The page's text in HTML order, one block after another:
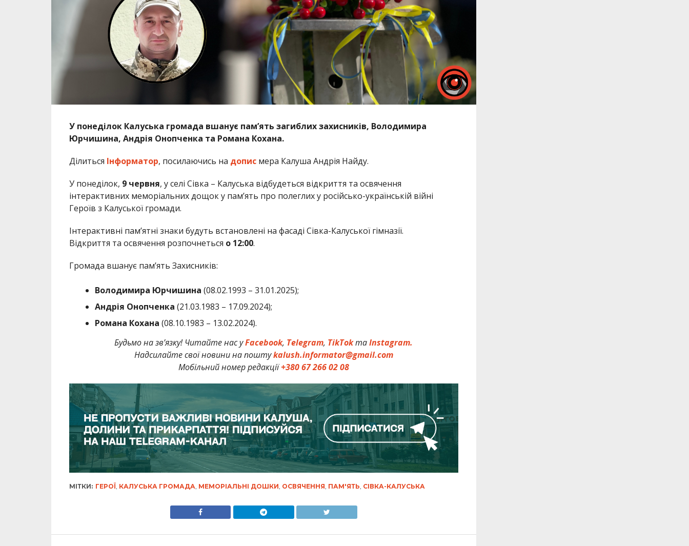
У понеділок Калуська громада вшанує пам’ять загиблих захисників, Володимира
Юрчишина, Андрія Онопченка та Романа Кохана.
Ділиться Інформатор, посилаючись на дописмера Калуша Андрія Найду.
У понеділок, 9 червня, у селі Сівка – Калуська відбудеться відкриття та освячення
інтерактивних меморіальних дощок у пам’ять про полеглих у російсько-українській війні
Героїв з Калуської громади.
Інтерактивні пам’ятні знаки будуть встановлені на фасаді Сівка-Калуської гімназії.
Відкриття та освячення розпочнеться о 12:00.
Громада вшанує пам’ять Захисників:
Володимира Юрчишина (08.02.1993 – 31.01.2025);
Андрія Онопченка (21.03.1983 – 17.09.2024);
Романа Кохана (08.10.1983 – 13.02.2024).
Будьмо на зв’язку! Читайте нас уFacebook, Telegram, TikTokтаInstagram.
Надсилайте свої новини на поштуkalush.informator@gmail.com
Мобільний номер редакції+380 67 266 02 08
МІТКИ: ГЕРОЇ КАЛУСЬКА ГРОМАДА МЕМОРІАЛЬНІ ДОШКИ ОСВЯЧЕННЯ ПАМ'ЯТЬ СІВКА-КАЛУСЬКА